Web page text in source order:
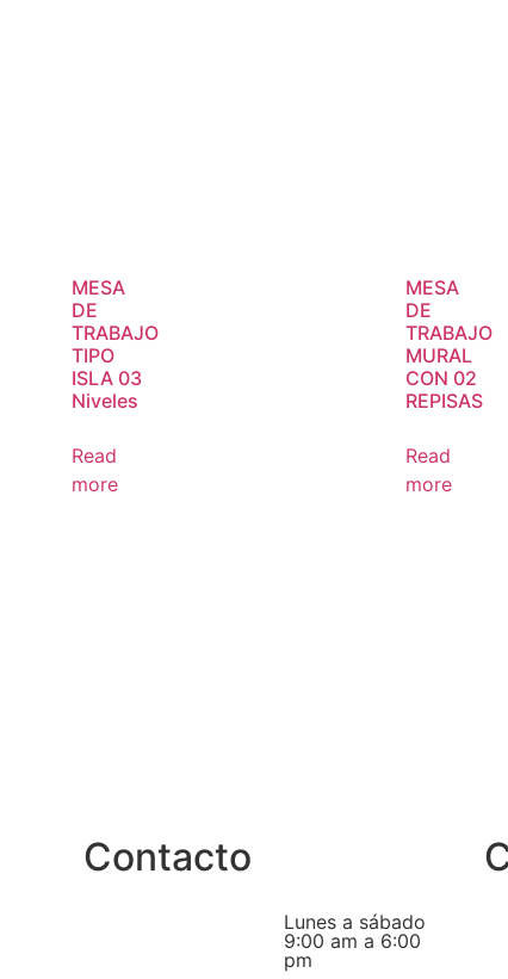
MESA
DE
TRABAJO
TIPO
ISLA 03
Niveles
Read
more
MESA
DE
TRABAJO
MURAL
CON 02
REPISAS
Read
more
Contacto
Lunes a sábado
9:00 am a 6:00
pm